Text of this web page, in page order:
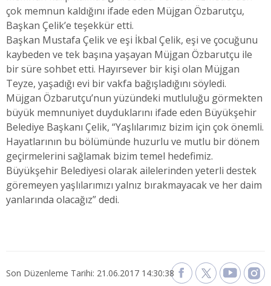
çok memnun kaldığını ifade eden Müjgan Özbarutçu,
Başkan Çelik’e teşekkür etti.
Başkan Mustafa Çelik ve eşi İkbal Çelik, eşi ve çocuğunu
kaybeden ve tek başına yaşayan Müjgan Özbarutçu ile
bir süre sohbet etti. Hayırsever bir kişi olan Müjgan
Teyze, yaşadığı evi bir vakfa bağışladığını söyledi.
Müjgan Özbarutçu’nun yüzündeki mutluluğu görmekten
büyük memnuniyet duyduklarını ifade eden Büyükşehir
Belediye Başkanı Çelik, “Yaşlılarımız bizim için çok önemli.
Hayatlarının bu bölümünde huzurlu ve mutlu bir dönem
geçirmelerini sağlamak bizim temel hedefimiz.
Büyükşehir Belediyesi olarak ailelerinden yeterli destek
göremeyen yaşlılarımızı yalnız bırakmayacak ve her daim
yanlarında olacağız” dedi.
Son Düzenleme Tarihi: 21.06.2017 14:30:38